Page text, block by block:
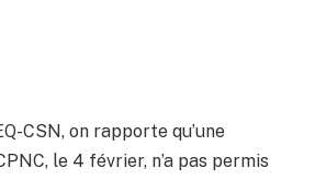
CSN, on rapporte qu’une
le 4 février, n’a pas permis